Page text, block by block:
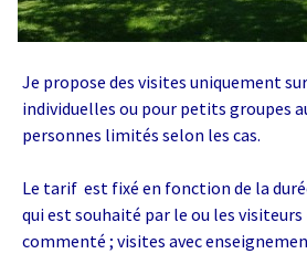
Je propose des visites uniquement
individuelles ou pour petits groupes
personnes limités selon les cas.
Le tarif est fixé en fonction de la
qui est souhaité par le ou les
commenté ; visites avec